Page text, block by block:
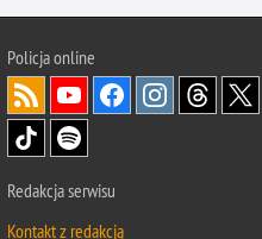
Policjaonline
Redakcja serwisu
Kontakt z redakcją